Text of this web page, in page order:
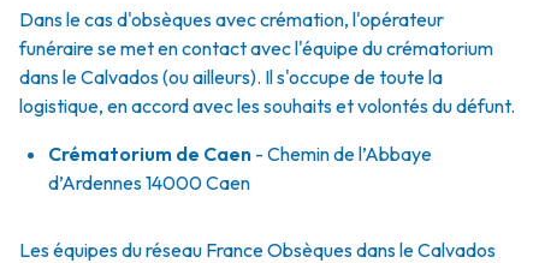
Dans le cas d'obsèques avec crémation, l'opérateur
funéraire se met en contact avec l'équipe du crématorium
dans le Calvados (ou ailleurs). Il s'occupe de toute la
logistique, en accord avec les souhaits et volontés du défunt.
Crématorium de Caen - Chemin de l’Abbaye
d’Ardennes 14000 Caen
Les équipes du réseau France Obsèques dans le Calvados